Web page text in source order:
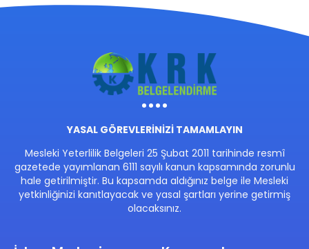
YASAL GÖREVLERİNİZİ TAMAMLAYIN
Mesleki Yeterlilik Belgeleri 25 Şubat 2011 tarihinde resmî
gazetede yayımlanan 6111 sayılı kanun kapsamında zorunlu
hale getirilmiştir. Bu kapsamda aldığınız belge ile Mesleki
yetkinliğinizi kanıtlayacak ve yasal şartları yerine getirmiş
olacaksınız.